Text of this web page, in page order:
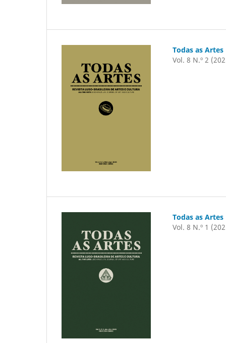
Todas as Artes
Vol. 8 N.º 2
Todas as Artes
Vol. 8 N.º 1